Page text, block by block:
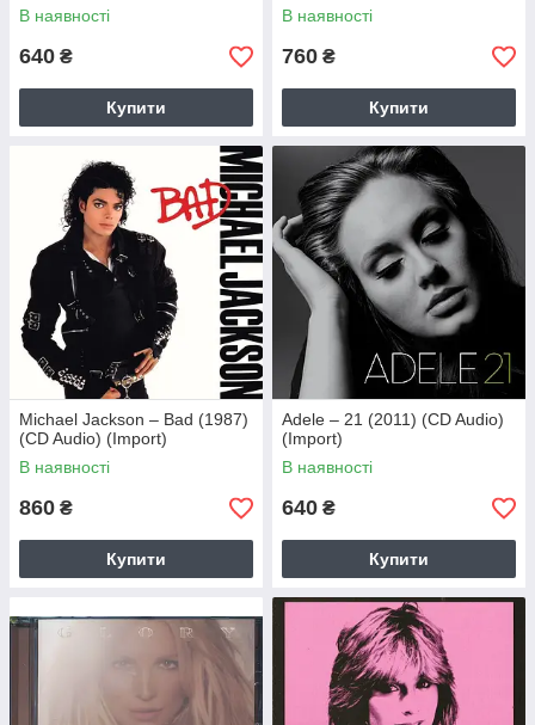
В наявності
640 ₴
Купити
В наявності
760 ₴
Купити
Michael Jackson – Bad (1987)
(CD Audio) (Import)
В наявності
860 ₴
Купити
Adele – 21 (2011) (CD Audio)
(Import)
В наявності
640 ₴
Купити